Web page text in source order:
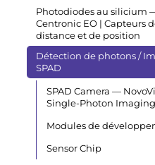
Photodiodes au silicium
Centronic EO | Capteurs
distance et de position
Détection de photons /
SPAD
SPAD Camera —
Single-Photon Imaging
Modules de
Sensor Chip